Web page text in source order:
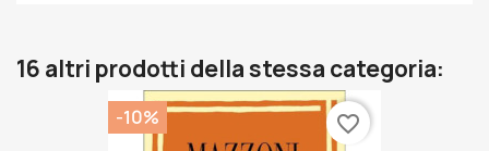
16 altri prodotti della stessa categoria:
-10% favorite_border